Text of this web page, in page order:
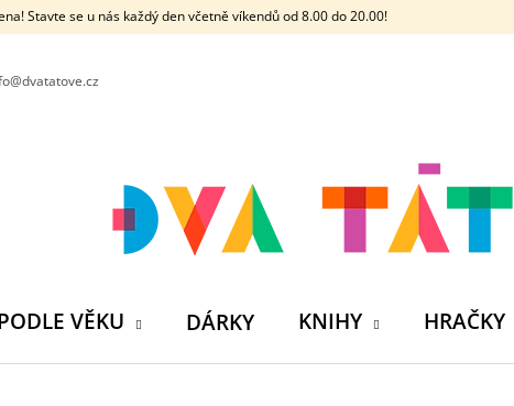
Stavte se u nás každý den včetně víkendů od 8.00 do 20.00!
VĚKU DÁRKY KNIHY HRAČKY
HLEDAT